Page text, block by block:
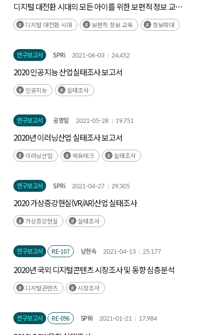
디지털 대전환 시대의 모든 아이를 위한 보편적 정보 교육
확대 방안
디지털 대전환 시대 보편적 정보 교육 정보확대
연구보고서 SPRi 2021-06-03 24,452
2020 인공지능 산업실태조사 보고서
인공지능 실태조사
연구보고서 공영일 2021-05-28 19,751
2020년 이러닝산업 실태조사 보고서
이러닝산업 에듀테크 실태조사
연구보고서 SPRi 2021-04-27 29,305
2020 가상증강현실(VR/AR)산업 실태조사
가상증강현실 실태조사
연구보고서 RE-107 남현숙 2021-04-13 25,177
2020년 국외 디지털콘텐츠 시장조사 및 동향 심층분석
디지털콘텐츠 시장조사
연구보고서 RE-096 SPRi 2021-01-21 17,984